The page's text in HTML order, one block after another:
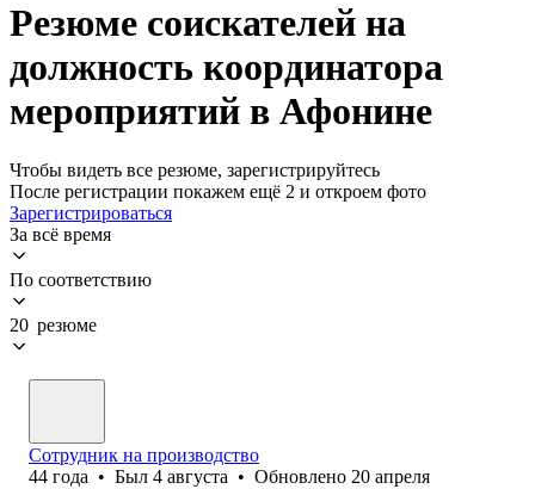
Резюме соискателей на
должность координатора
мероприятий в Афонине
Чтобы видеть все резюме, зарегистрируйтесь
После регистрации покажем ещё 2 и откроем фото
Зарегистрироваться
За всё время
По соответствию
20 резюме
Сотрудник на производство
44 года • Был 4 августа • Обновлено 20 апреля